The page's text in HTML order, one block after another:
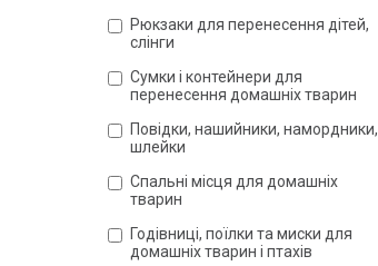
Рюкзаки для перенесення дітей,
слінги
Сумки і контейнери для
перенесення домашніх тварин
Повідки, нашийники, намордники,
шлейки
Спальні місця для домашніх
тварин
Годівниці, поїлки та миски для
домашніх тварин і птахів